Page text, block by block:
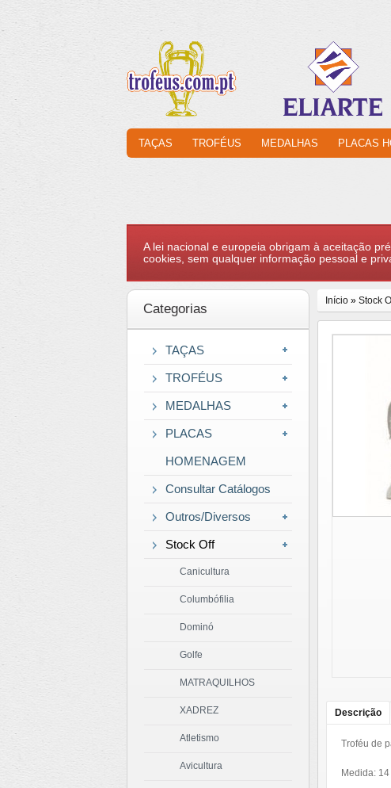
TAÇAS TROFÉUS MEDALHAS PLACAS
A lei nacional e europeia obrigam à aceitação
cookies, sem qualquer informação pessoal e
Categorias
TAÇAS
TROFÉUS
MEDALHAS
PLACAS
HOMENAGEM
Consultar Catálogos
Outros/Diversos
Stock Off
Canicultura
Columbófilia
Dominó
Golfe
MATRAQUILHOS
XADREZ
Atletismo
Avicultura
Início » Stock
Descrição
Troféu de
Medida: